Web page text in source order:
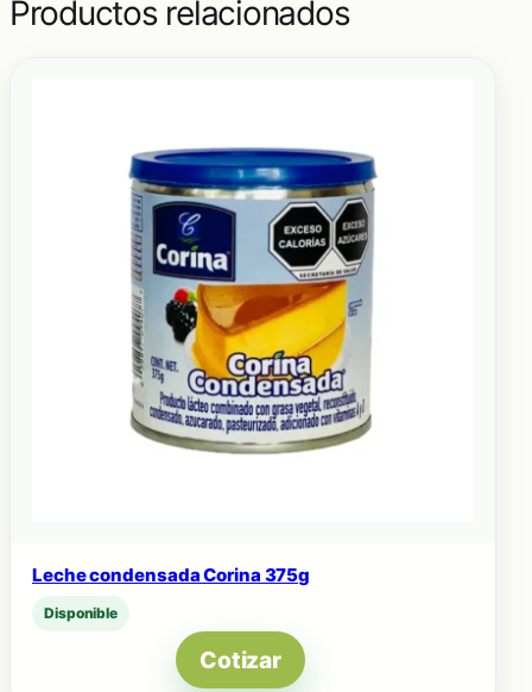
Productos relacionados
Leche condensada Corina 375g
Disponible
Cotizar